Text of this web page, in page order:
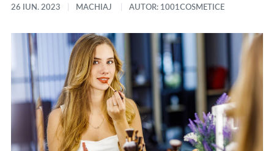
26 IUN. 2023
MACHIAJ AUTOR: 1001COSMETICE